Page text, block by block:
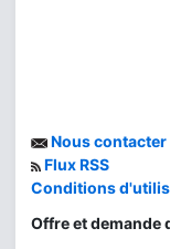
Nous contacter
Flux RSS
Conditions
Offre et demande